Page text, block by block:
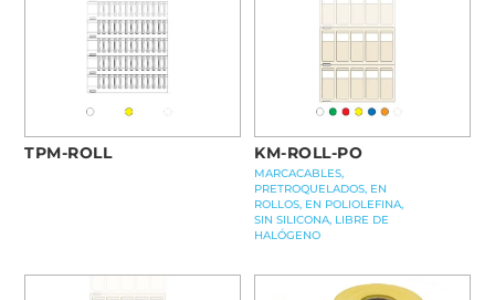
TPM-ROLL KM-ROLL-PO
MARCACABLES,
PRETROQUELADOS, EN
ROLLOS, EN POLIOLEFINA,
SIN SILICONA, LIBRE DE
HALÓGENO